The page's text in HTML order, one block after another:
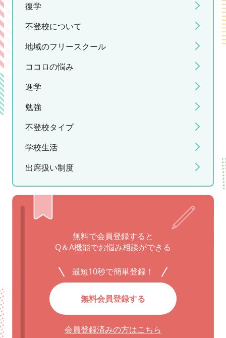
復学
不登校について
地域のフリースクール
ココロの悩み
進学
勉強
不登校タイプ
学校生活
出席扱い制度
無料で会員登録すると
Q＆A機能でお悩み相談ができる
最短10秒で簡単登録！
無料会員登録する
会員登録済みの方はこちら